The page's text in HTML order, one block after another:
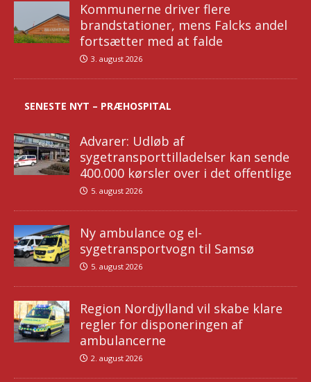
Kommunerne driver flere
brandstationer, mens Falcks andel
fortsætter med at falde
3. august 2026
SENESTE NYT – PRÆHOSPITAL
Advarer: Udløb af
sygetransporttilladelser kan sende
400.000 kørsler over i det offentlige
5. august 2026
Ny ambulance og el-
sygetransportvogn til Samsø
5. august 2026
Region Nordjylland vil skabe klare
regler for disponeringen af
ambulancerne
2. august 2026